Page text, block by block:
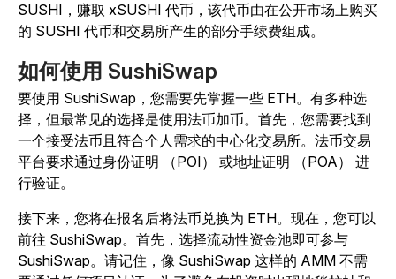
SUSHI，赚取 xSUSHI 代币，该代币由在公开市场上购买
的 SUSHI 代币和交易所产生的部分手续费组成。
如何使用 SushiSwap
要使用 SushiSwap，您需要先掌握一些 ETH。有多种选
择，但最常见的选择是使用法币加币。首先，您需要找到
一个接受法币且符合个人需求的中心化交易所。法币交易
平台要求通过身份证明 （POI） 或地址证明 （POA） 进
行验证。
接下来，您将在报名后将法币兑换为 ETH。现在，您可以
前往 SushiSwap。首先，选择流动性资金池即可参与
SushiSwap。请记住，像 SushiSwap 这样的 AMM 不需